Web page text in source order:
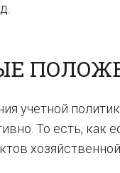
учетной
То есть, как